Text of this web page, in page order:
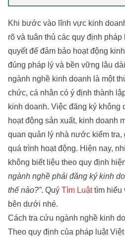
Khi bước vào lĩnh vực kinh
rõ và tuân thủ các quy định
quyết để đảm bảo hoạt động
đúng pháp lý và bền vững lâu
ngành nghề kinh doanh là một
chức, cá nhân có ý định thành
kinh doanh. Việc đăng ký không
hoạt động sản xuất, kinh doanh
quan quản lý nhà nước kiểm tra,
quá trình hoạt động. Hiện nay,
không biết liệu theo quy định
ngành nghề phải đăng ký kinh
thế nào?”. Quý Tìm Luậttìm hiểu
bên dưới nhé.
Cách tra cứu ngành nghề kinh
Theo quy định của pháp luật